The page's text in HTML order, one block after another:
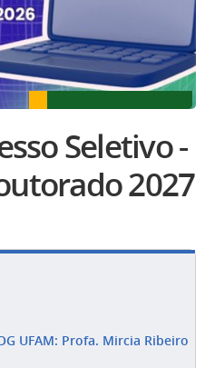
Seletivo -
2027
UFAM: Profa. Mircia Ribeiro